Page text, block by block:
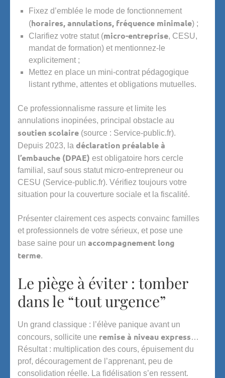
Fixez d’emblée le mode de fonctionnement
(horaires, annulations, fréquence minimale) ;
Clarifiez votre statut (micro-entreprise, CESU,
mandat de formation) et mentionnez-le
explicitement ;
Mettez en place un mini-contrat pédagogique
listant rythme, attentes et obligations mutuelles.
Ce professionnalisme rassure et limite les
annulations inopinées, principal obstacle au
soutien scolaire (source : Service-public.fr).
Depuis 2023, la déclaration préalable à
l’embauche (DPAE) est obligatoire hors cercle
familial, sauf sous statut micro-entrepreneur ou
CESU (Service-public.fr). Vérifiez toujours votre
situation pour la couverture sociale et la fiscalité.
Présenter clairement ces aspects convainc familles
et professionnels de votre sérieux, et pose une
base saine pour un accompagnement long
terme.
Le piège à éviter : tomber
dans le “tout urgence”
Un grand classique : l’élève panique avant un
concours, sollicite une remise à niveau express…
Résultat : multiplication des cours, épuisement du
prof, découragement de l’apprenant, peu de
consolidation réelle. La fidélisation s’en ressent.